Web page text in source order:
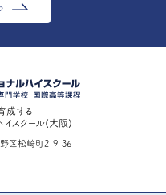
成する
イスクール(大阪)
区松崎町2-9-36